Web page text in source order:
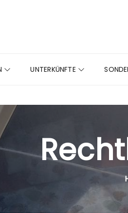
UNTERKÜNFTE